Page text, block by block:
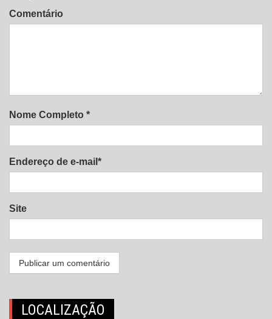
Comentário
Nome Completo *
Endereço de e-mail*
Site
LOCALIZAÇÃO